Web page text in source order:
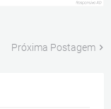
Próxima Postagem